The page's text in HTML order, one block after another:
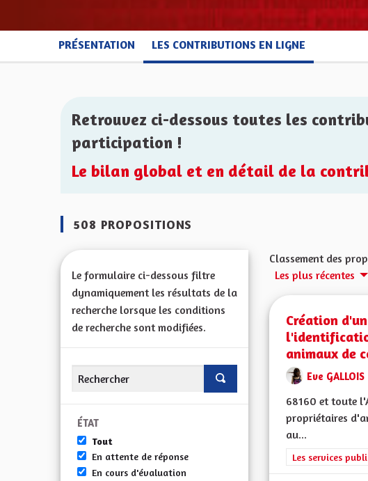
PRÉSENTATION LES CONTRIBUTIONS EN LIGNE
Retrouvez ci-dessous toutes les
participation !
Le bilan global et en détail de la
508 PROPOSITIONS
Le formulaire ci-dessous filtre
dynamiquement les résultats de la
recherche lorsque les conditions
de recherche sont modifiées.
ÉTAT
Tout
En attente de réponse
En cours d'évaluation
Classement des
Les plus récentes
Création
animaux de
Eve GALLOIS
68160 et toute
propriétaires
au...
Filtrer les
Les services